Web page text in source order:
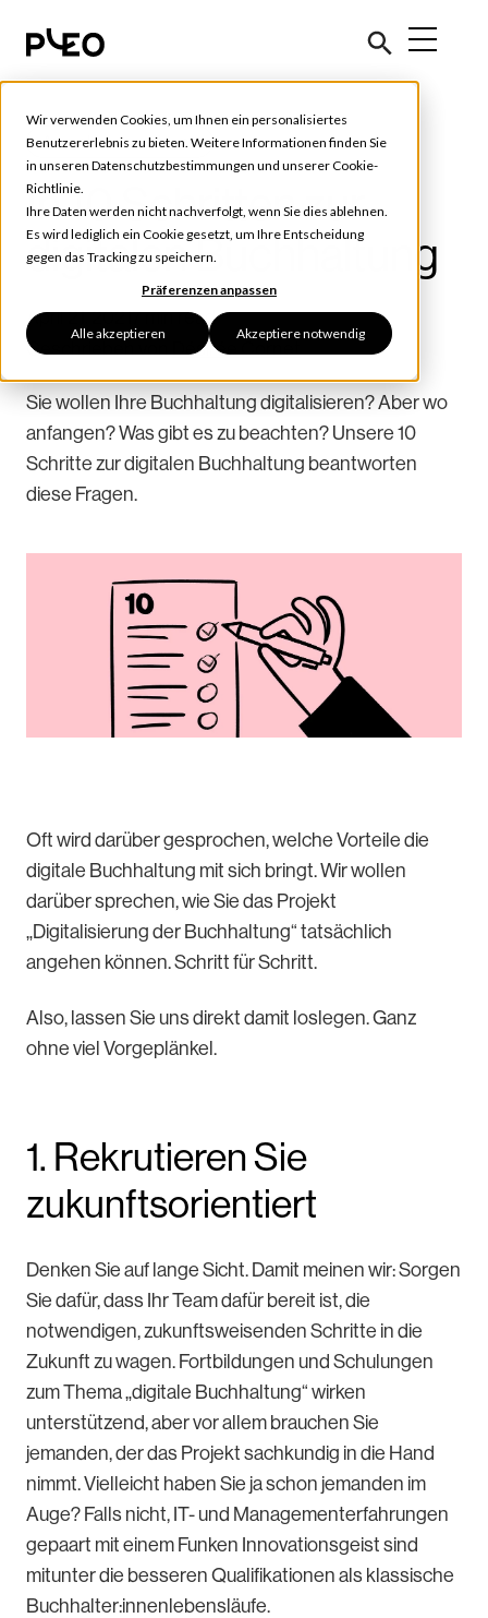
Wir verwenden Cookies, um Ihnen ein personalisiertes
Benutzererlebnis zu bieten. Weitere Informationen finden Sie
in unseren Datenschutzbestimmungen und unsererCookie-
Richtlinie.
Ihre Daten werden nicht nachverfolgt, wenn Sie dies ablehnen.
Es wird lediglich ein Cookie gesetzt, um Ihre Entscheidung
gegen das Tracking zu speichern.
Präferenzen anpassen
Alle akzeptieren Akzeptiere notwendig
Ausgabenverwaltung
In 10 Schritten zur
digitalen Buchhaltung
April 21, 20217 min read
Geschrieben vonDésirée Cornet
Sie wollen Ihre Buchhaltung digitalisieren? Aber wo
anfangen? Was gibt es zu beachten? Unsere 10
Schritte zur digitalen Buchhaltung beantworten
diese Fragen.
Oft wird darüber gesprochen, welche Vorteile die
digitale Buchhaltung mit sich bringt. Wir wollen
darüber sprechen, wie Sie das Projekt
„Digitalisierung der Buchhaltung“ tatsächlich
angehen können. Schritt für Schritt.
Also, lassen Sie uns direkt damit loslegen. Ganz
ohne viel Vorgeplänkel.
1. Rekrutieren Sie
zukunftsorientiert
Denken Sie auf lange Sicht. Damit meinen wir: Sorgen
Sie dafür, dass Ihr Team dafür bereit ist, die
notwendigen, zukunftsweisenden Schritte in die
Zukunft zu wagen. Fortbildungen und Schulungen
zum Thema „digitale Buchhaltung“ wirken
unterstützend, aber vor allem brauchen Sie
jemanden, der das Projekt sachkundig in die Hand
nimmt. Vielleicht haben Sie ja schon jemanden im
Auge? Falls nicht, IT- und Managementerfahrungen
gepaart mit einem Funken Innovationsgeist sind
mitunter die besseren Qualifikationen als klassische
Buchhalter:innenlebensläufe.